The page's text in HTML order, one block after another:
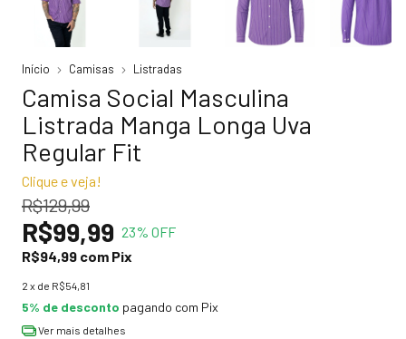
Início Camisas Listradas
Camisa Social Masculina
Listrada Manga Longa Uva
Regular Fit
Clique e veja!
R$129,99
R$99,99 23% OFF
R$94,99 com Pix
2 x de R$54,81
5% de desconto pagando com Pix
Ver mais detalhes